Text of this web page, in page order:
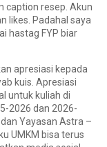
caption resep. Akun
likes. Padahal saya
hastag FYP biar
apresiasi kepada
kuis. Apresiasi
untuk kuliah di
2026 dan 2026-
Yayasan Astra –
UMKM bisa terus